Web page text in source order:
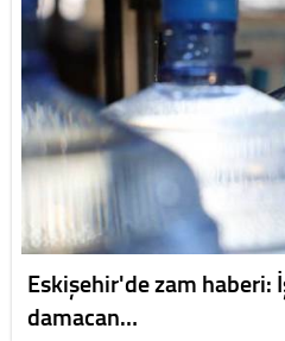
Eskişehir'de zam haberi:
damacan…